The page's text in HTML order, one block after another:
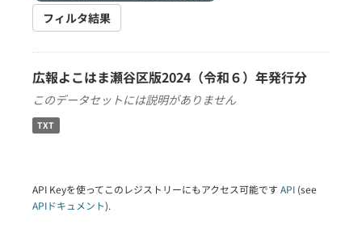
フィルタ結果
広報よこはま瀬谷区版2024（令和６）年発行分
このデータセットには説明がありません
TXT
API Keyを使ってこのレジストリーにもアクセス可能です API (see
APIドキュメント).